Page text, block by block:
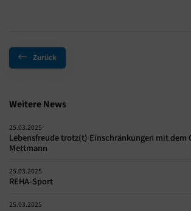
Zurück
Weitere News
25.03.2025
Lebensfreude trotz(t) Einschränkungen mit dem
Mettmann
25.03.2025
REHA-Sport
25.03.2025